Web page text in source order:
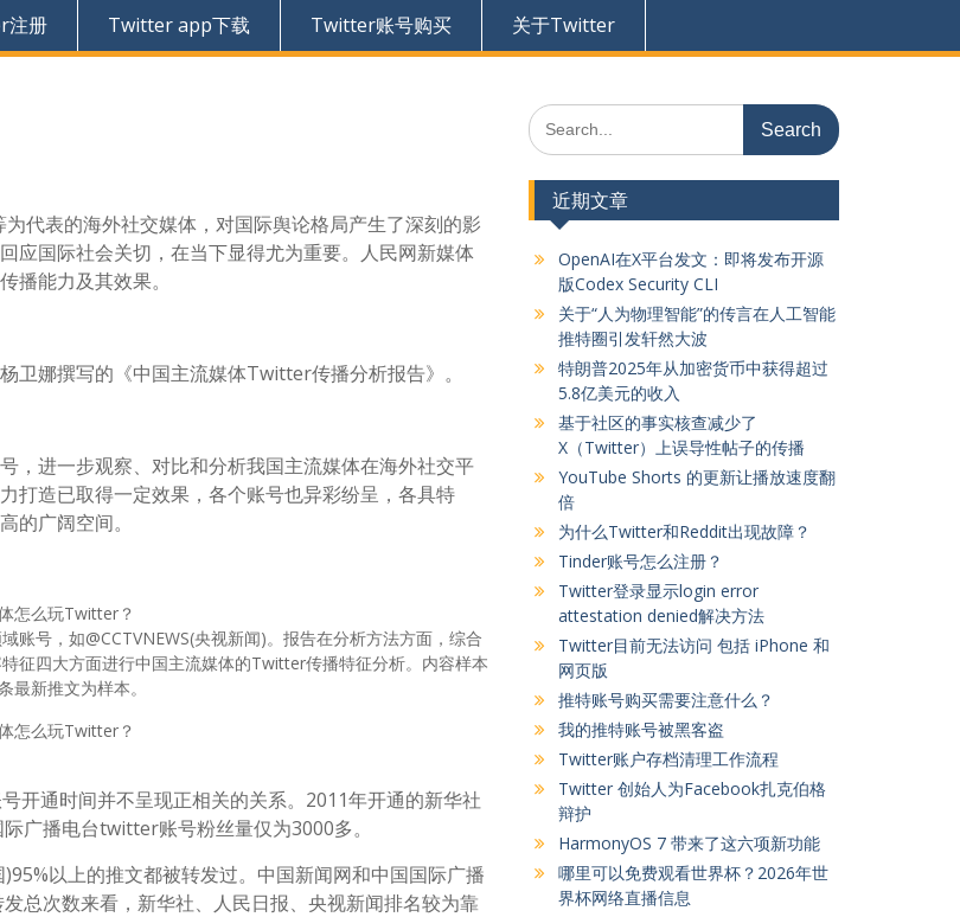
注册 Twitter app下载 Twitter账号购买 关于Twitter
代表的海外社交媒体，对国际舆论格局产生了深刻的影
应国际社会关切，在当下显得尤为重要。人民网新媒体
播能力及其效果。
卫娜撰写的《中国主流媒体Twitter传播分析报告》。
进一步观察、对比和分析我国主流媒体在海外社交平
打造已取得一定效果，各个账号也异彩纷呈，各具特
的广阔空间。
号，如@CCTVNEWS(央视新闻)。报告在分析方法方面，综合
征四大方面进行中国主流媒体的Twitter传播特征分析。内容样本
新推文为样本。
开通时间并不呈现正相关的关系。2011年开通的新华社
广播电台twitter账号粉丝量仅为3000多。
以上的推文都被转发过。中国新闻网和中国国际广播
总次数来看，新华社、人民日报、央视新闻排名较为靠
Search
for:
近期文章
OpenAI在X平台发文：即将发布开源
版Codex Security CLI
关于“人为物理智能”的传言在人工智能
推特圈引发轩然大波
特朗普2025年从加密货币中获得超过
5.8亿美元的收入
基于社区的事实核查减少了
X（Twitter）上误导性帖子的传播
YouTube Shorts 的更新让播放速度翻
倍
为什么Twitter和Reddit出现故障？
Tinder账号怎么注册？
Twitter登录显示login error
attestation denied解决方法
Twitter目前无法访问 包括 iPhone 和
网页版
推特账号购买需要注意什么？
我的推特账号被黑客盗
Twitter账户存档清理工作流程
Twitter 创始人为Facebook扎克伯格
辩护
HarmonyOS 7 带来了这六项新功能
哪里可以免费观看世界杯？2026年世
界杯网络直播信息